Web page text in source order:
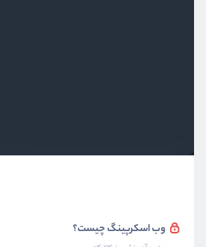
وب اسکرپینگ چیست؟